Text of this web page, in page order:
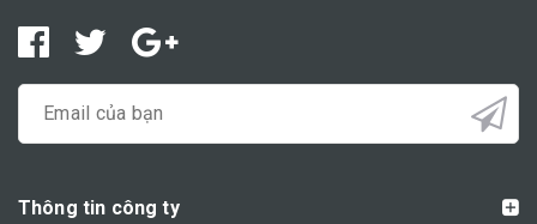
Thông tin công ty